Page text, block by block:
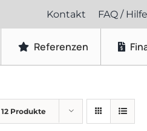
Kontakt FAQ / Hilfe
Referenzen
12 Produkte